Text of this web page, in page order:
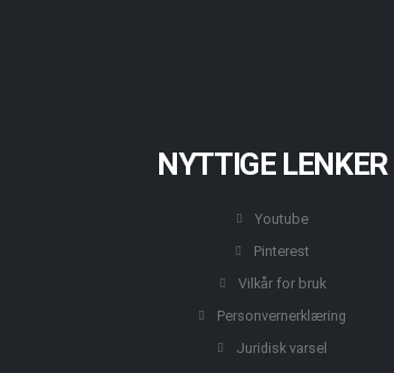
NYTTIGE LENKER
Youtube
Pinterest
Vilkår for bruk
Personvernerklæring
Juridisk varsel